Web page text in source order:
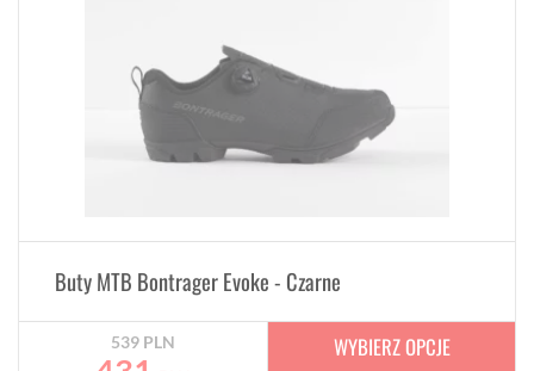
Buty MTB Bontrager Evoke - Czarne
539 PLN WYBIERZ OPCJE